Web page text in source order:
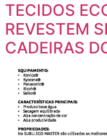
TECIDOS
REVESTEM
CADEIRAS